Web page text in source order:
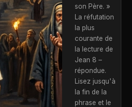
son Père. »
La réfutation
la plus
courante de
la lecture de
Jean 8 –
répondue.
Lisez jusqu'à
la fin de la
phrase et le